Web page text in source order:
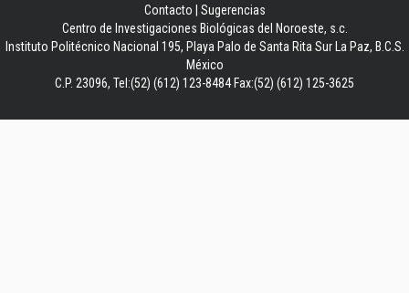
Contacto
Sugerencias
Centro de Investigaciones Biológicas del Noroeste, s.c.
Instituto Politécnico Nacional 195, Playa Palo de Santa Rita Sur La Paz, B.C.S.
México
C.P. 23096, Tel:(52) (612) 123-8484 Fax:(52) (612) 125-3625